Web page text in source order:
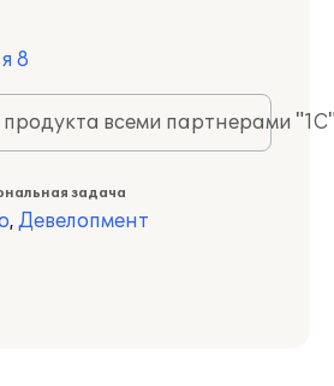
8
всеми партнерами
задача
, Девелопмент